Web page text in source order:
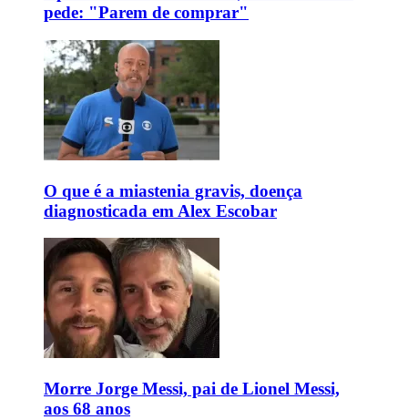
pede: "Parem de comprar"
O que é a miastenia gravis, doença
diagnosticada em Alex Escobar
Morre Jorge Messi, pai de Lionel Messi,
aos 68 anos